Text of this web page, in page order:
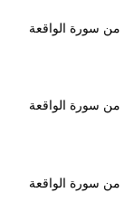
من سورة الواقعة
من سورة الواقعة
من سورة الواقعة